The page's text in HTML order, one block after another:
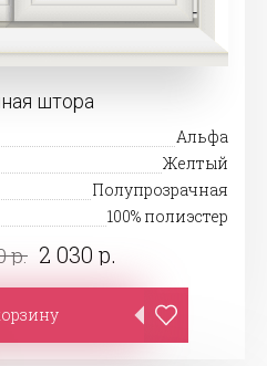
штора
Альфа
Желтый
Полупрозрачная
100% полиэстер
р. 2 030 р.